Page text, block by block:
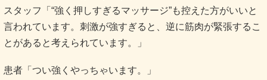
スタッフ「“強く押しすぎるマッサージ”も控えた方がいいと
言われています。刺激が強すぎると、逆に筋肉が緊張するこ
とがあると考えられています。」
患者「つい強くやっちゃいます。」